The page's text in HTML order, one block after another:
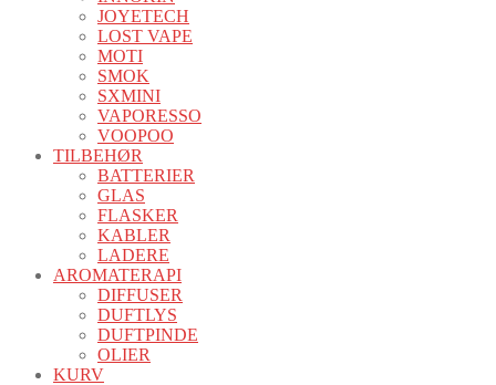
JOYETECH
LOST VAPE
MOTI
SMOK
SXMINI
VAPORESSO
VOOPOO
TILBEHØR
BATTERIER
GLAS
FLASKER
KABLER
LADERE
AROMATERAPI
DIFFUSER
DUFTLYS
DUFTPINDE
OLIER
KURV